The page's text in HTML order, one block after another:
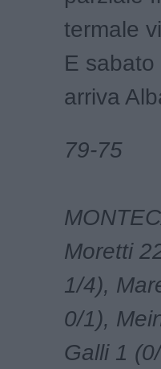
termale
E
arriva
79-75
Moretti
1/4),
0/1),
Galli 1